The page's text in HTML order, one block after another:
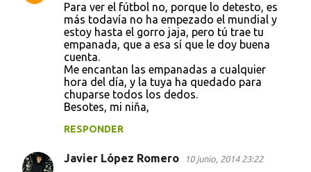
Para ver el fútbol no, porque lo detesto, es
más todavía no ha empezado el mundial y
estoy hasta el gorro jaja, pero tú trae tu
empanada, que a esa sí que le doy buena
cuenta.
Me encantan las empanadas a cualquier
hora del día, y la tuya ha quedado para
chuparse todos los dedos.
Besotes, mi niña,
RESPONDER
Javier López Romero 10 junio, 2014 23:22